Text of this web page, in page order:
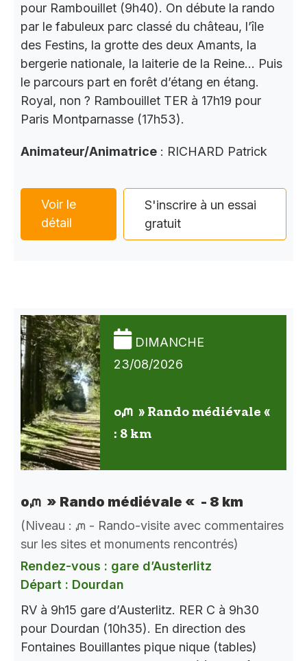
pour Rambouillet (9h40). On débute la rando
par le fabuleux parc classé du château, l’île
des Festins, la grotte des deux Amants, la
bergerie nationale, la laiterie de la Reine… Puis
le parcours part en forêt d’étang en étang.
Royal, non ? Rambouillet TER à 17h19 pour
Paris Montparnasse (17h53).
Animateur/Animatrice : RICHARD Patrick
Voir le
détail
S'inscrire à un essai
gratuit
DIMANCHE
23/08/2026
oᘻ » Rando médiévale «
: 8 km
oᘻ » Rando médiévale « - 8 km
(Niveau : ᘻ - Rando-visite avec commentaires
sur les sites et monuments rencontrés)
Rendez-vous : gare d’Austerlitz
Départ : Dourdan
RV à 9h15 gare d’Austerlitz. RER C à 9h30
pour Dourdan (10h35). En direction des
Fontaines Bouillantes pique nique (tables)